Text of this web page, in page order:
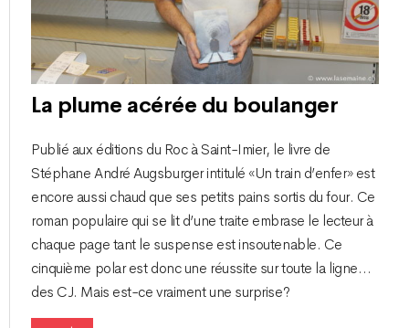
La plume acérée du boulanger
Publié aux éditions du Roc à Saint-Imier, le livre de
Stéphane André Augsburger intitulé «Un train d’enfer» est
encore aussi chaud que ses petits pains sortis du four. Ce
roman populaire qui se lit d’une traite embrase le lecteur à
chaque page tant le suspense est insoutenable. Ce
cinquième polar est donc une réussite sur toute la ligne…
des CJ. Mais est-ce vraiment une surprise?